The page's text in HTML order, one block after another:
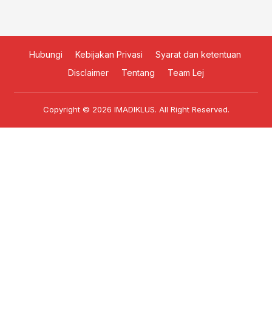
Hubungi Kebijakan Privasi
Syarat dan ketentuan
Disclaimer
Tentang Team Lej
Copyright © 2026 IMADIKLUS. All Right Reserved.